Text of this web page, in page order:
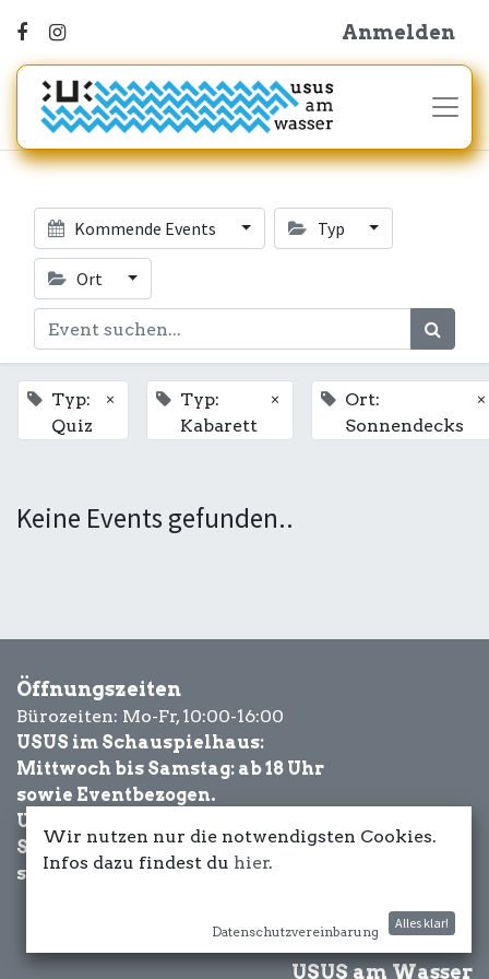
Anmelden
Kommende Events Typ
Ort
Typ:
Quiz
×
Typ:
Kabarett
×
Ort:
Sonnendecks
×
Keine Events gefunden..
Öffnungszeiten
Bürozeiten: Mo-Fr, 10:00-16:00
USUS im Schauspielhaus:
Mittwoch bis Samstag: ab 18 Uhr
sowie Eventbezogen.
USUS am Wasser:
Schönwetter-
sowie Eventbezogen.
USUS am Wasser
Wir nutzen nur die notwendigsten Cookies.
Infos dazu findest du hier.
Datenschutzvereinbarung
Alles klar!